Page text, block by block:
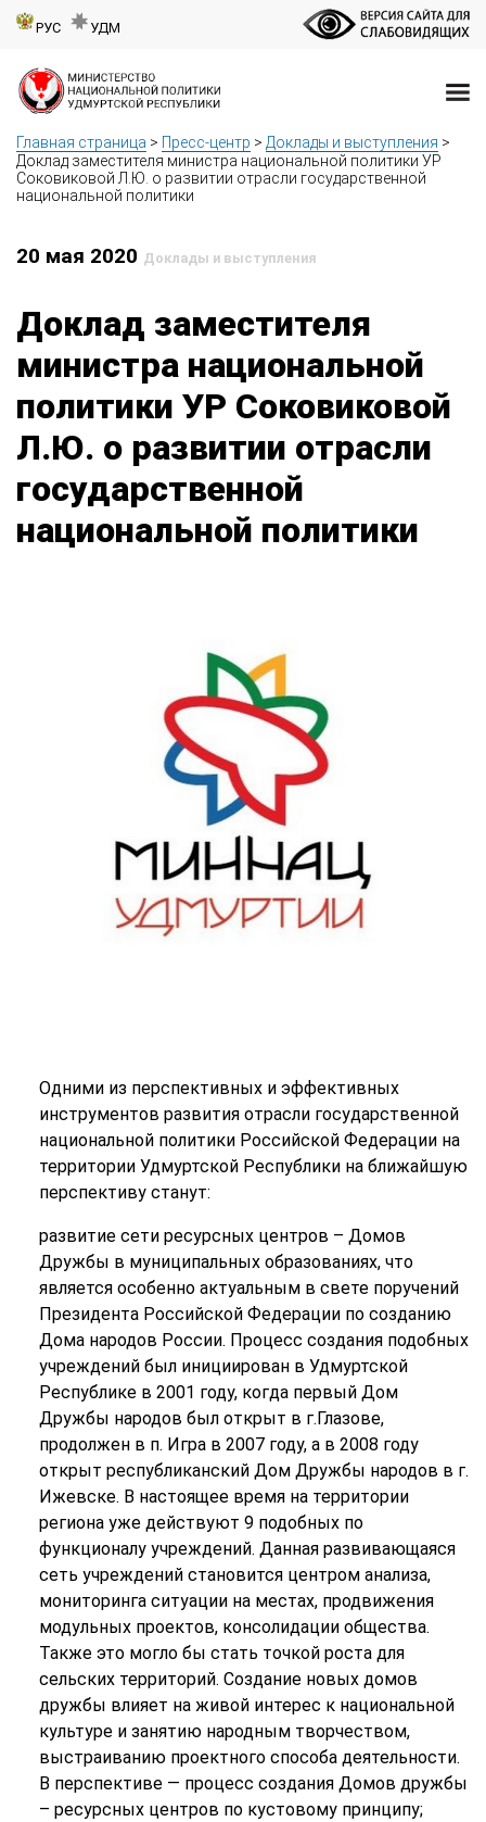
РУС УДМ
Главная страница > Пресс-центр > Доклады и выступления >
Доклад заместителя министра национальной политики УР
Соковиковой Л.Ю. о развитии отрасли государственной
национальной политики
20 мая 2020 Доклады и выступления
Доклад заместителя
министра национальной
политики УР Соковиковой
Л.Ю. о развитии отрасли
государственной
национальной политики
Одними из перспективных и эффективных
инструментов развития отрасли государственной
национальной политики Российской Федерации на
территории Удмуртской Республики на ближайшую
перспективу станут:
развитие сети ресурсных центров – Домов
Дружбы в муниципальных образованиях, что
является особенно актуальным в свете поручений
Президента Российской Федерации по созданию
Дома народов России. Процесс создания подобных
учреждений был инициирован в Удмуртской
Республике в 2001 году, когда первый Дом
Дружбы народов был открыт в г.Глазове,
продолжен в п. Игра в 2007 году, а в 2008 году
открыт республиканский Дом Дружбы народов в г.
Ижевске. В настоящее время на территории
региона уже действуют 9 подобных по
функционалу учреждений. Данная развивающаяся
сеть учреждений становится центром анализа,
мониторинга ситуации на местах, продвижения
модульных проектов, консолидации общества.
Также это могло бы стать точкой роста для
сельских территорий. Создание новых домов
дружбы влияет на живой интерес к национальной
культуре и занятию народным творчеством,
выстраиванию проектного способа деятельности.
В перспективе — процесс создания Домов дружбы
– ресурсных центров по кустовому принципу;